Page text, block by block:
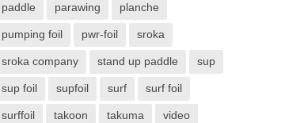
paddle parawing planche
pumping foil pwr-foil sroka
sroka company stand up paddle sup
sup foil supfoil surf surf foil
surffoil takoon takuma video